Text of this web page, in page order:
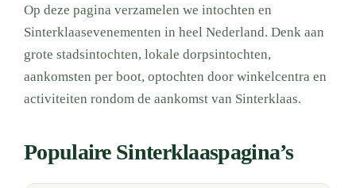
Op deze pagina verzamelen we intochten en
Sinterklaasevenementen in heel Nederland. Denk aan
grote stadsintochten, lokale dorpsintochten,
aankomsten per boot, optochten door winkelcentra en
activiteiten rondom de aankomst van Sinterklaas.
Populaire Sinterklaaspagina’s